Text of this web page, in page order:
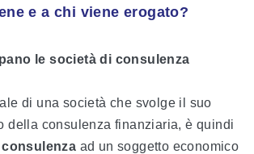
e a chi viene erogato?
le società di consulenza
di una società che svolge il suo
della consulenza finanziaria, è quindi
ad un soggetto economico